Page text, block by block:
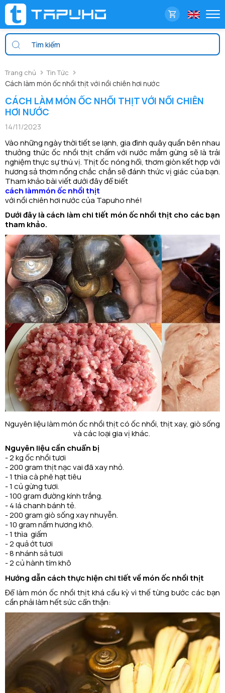
Trang chủ Tin Tức
Cách làm món ốc nhồi thịt với nồi chiên hơi nước
CÁCH LÀM MÓN ỐC NHỒI THỊT VỚI NỒI CHIÊN
HƠI NƯỚC
14/11/2023
Vào những ngày thời tiết se lạnh, gia đình quây quần bên nhau
thưởng thức ốc nhồi thịt chấm với nước mắm gừng sẽ là trải
nghiệm thực sự thú vị. Thịt ốc nóng hổi, thơm giòn kết hợp với
hương sả thơm nồng chắc chắn sẽ đánh thức vị giác của bạn.
Tham khảo bài viết dưới đây để biết
cách làmmón ốc nhồi thịt
với nồi chiên hơi nước của Tapuho nhé!
Dưới đây là cách làm chi tiết món ốc nhồi thịt cho các bạn
tham khảo.
Nguyên liệu làm món ốc nhồi thịt có ốc nhồi, thịt xay, giò sống
và các loại gia vị khác.
Nguyên liệu cần chuẩn bị
- 2 kg ốc nhồi tươi
- 200 gram thịt nạc vai đã xay nhỏ.
- 1 thìa cà phê hạt tiêu
- 1 củ gừng tươi.
- 100 gram đường kính trắng.
- 4 lá chanh bánh tẻ.
- 200 gram giò sống xay nhuyễn.
- 10 gram nấm hương khô.
- 1 thìa giấm
- 2 quả ớt tươi
- 8 nhánh sả tươi
- 2 củ hành tím khô
Hướng dẫn cách thực hiện chi tiết về món ốc nhồi thịt
Để làm món ốc nhồi thịt khá cầu kỳ vì thế từng bước các bạn
cần phải làm hết sức cẩn thận: